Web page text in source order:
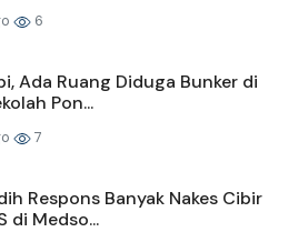
6
Ada Ruang Diduga Bunker di
Pon...
7
Respons Banyak Nakes Cibir
di Medso...